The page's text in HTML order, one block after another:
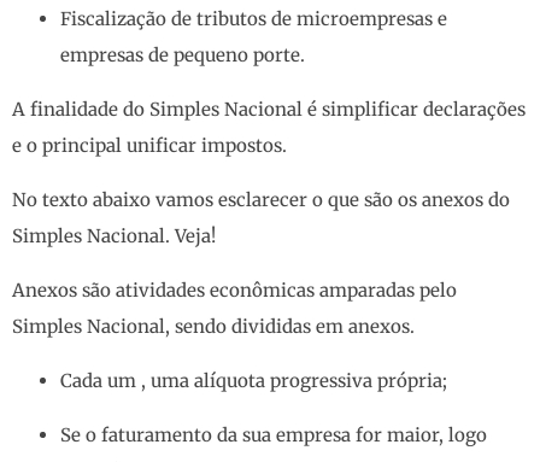
Fiscalização de tributos de microempresas e
empresas de pequeno porte.
A finalidade do Simples Nacional é simplificar declarações
e o principal unificar impostos.
No texto abaixo vamos esclarecer o que são os anexos do
Simples Nacional. Veja!
Anexos são atividades econômicas amparadas pelo
Simples Nacional, sendo divididas em anexos.
Cada um , uma alíquota progressiva própria;
Se o faturamento da sua empresa for maior, logo